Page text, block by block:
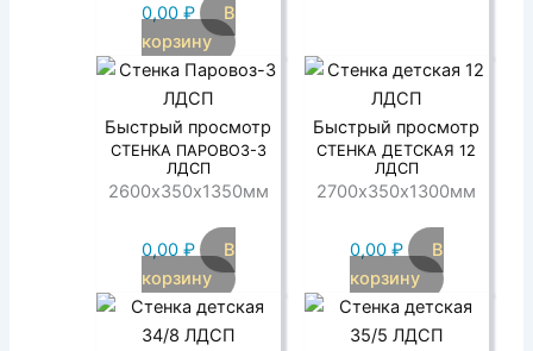
0,00 ₽
В
корзину
Быстрый просмотр
СТЕНКА ПАРОВОЗ-3
ЛДСП
2600х350х1350мм
0,00 ₽
В
корзину
Быстрый просмотр
СТЕНКА ДЕТСКАЯ 12
ЛДСП
2700х350х1300мм
0,00 ₽
В
корзину